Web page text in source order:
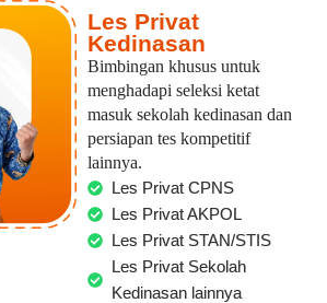
Les Privat
Kedinasan
Bimbingan khusus untuk
menghadapi seleksi ketat
masuk sekolah kedinasan dan
persiapan tes kompetitif
lainnya.
Les Privat CPNS
Les Privat AKPOL
Les Privat STAN/STIS
Les Privat Sekolah
Kedinasan lainnya